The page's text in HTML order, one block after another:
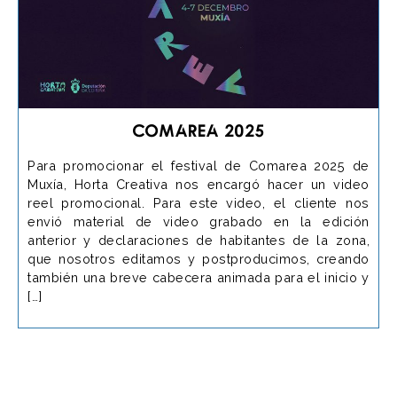
Comarea 2025
Para promocionar el festival de Comarea 2025 de
Muxía, Horta Creativa nos encargó hacer un video
reel promocional. Para este video, el cliente nos
envió material de video grabado en la edición
anterior y declaraciones de habitantes de la zona,
que nosotros editamos y postproducimos, creando
también una breve cabecera animada para el inicio y
[…]